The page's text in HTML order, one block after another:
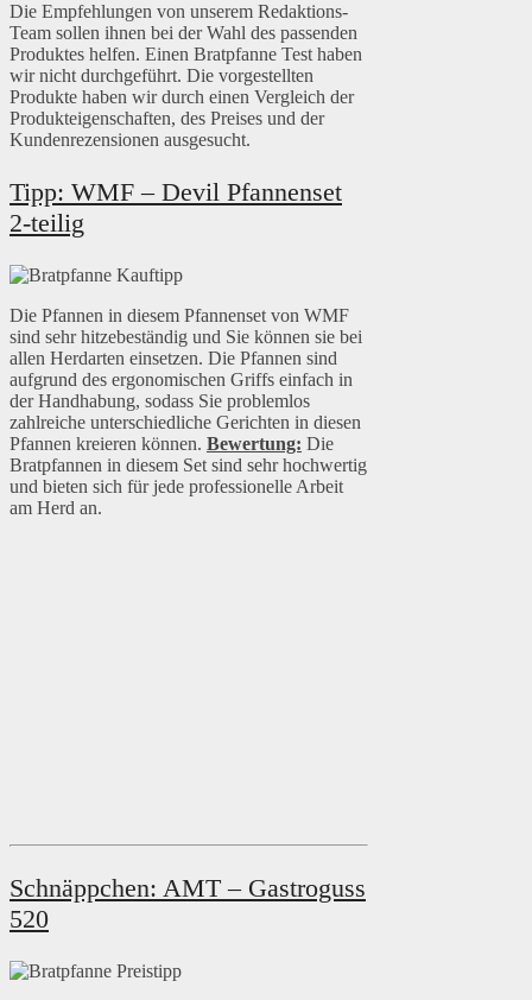
Die Empfehlungen von unserem Redaktions-
Team sollen ihnen bei der Wahl des passenden
Produktes helfen. Einen Bratpfanne Test haben
wir nicht durchgeführt. Die vorgestellten
Produkte haben wir durch einen Vergleich der
Produkteigenschaften, des Preises und der
Kundenrezensionen ausgesucht.
Tipp: WMF – Devil Pfannenset
2-teilig
Die Pfannen in diesem Pfannenset von WMF
sind sehr hitzebeständig und Sie können sie bei
allen Herdarten einsetzen. Die Pfannen sind
aufgrund des ergonomischen Griffs einfach in
der Handhabung, sodass Sie problemlos
zahlreiche unterschiedliche Gerichten in diesen
Pfannen kreieren können. Bewertung: Die
Bratpfannen in diesem Set sind sehr hochwertig
und bieten sich für jede professionelle Arbeit
am Herd an.
Schnäppchen: AMT – Gastroguss
520